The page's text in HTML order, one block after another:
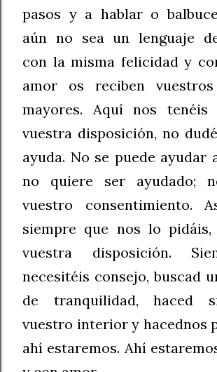
pasos y a hablar o
aún no sea un lenguaje
con la misma felicidad y
amor os reciben vuestros
mayores. Aquí nos
vuestra disposición, no
ayuda. No se puede ayudar
no quiere ser ayudado;
vuestro consentimiento.
siempre que nos lo pidáis,
vuestra disposición.
necesitéis consejo, buscad
de tranquilidad, haced
vuestro interior y hacednos
ahí estaremos. Ahí